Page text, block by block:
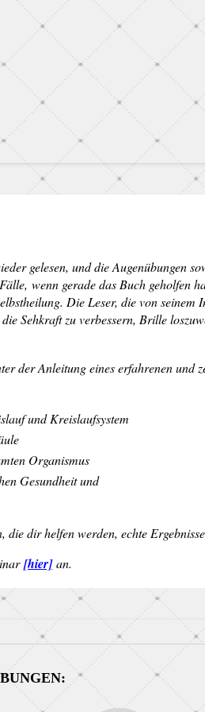
gelesen, und die Augenübungen
wenn gerade das Buch geholfen
Die Leser, die von seinem
Sehkraft zu verbessern, Brille
der Anleitung eines erfahrenen und
und Kreislaufsystem
Organismus
Gesundheit und
dir helfen werden, echte
[hier]an.